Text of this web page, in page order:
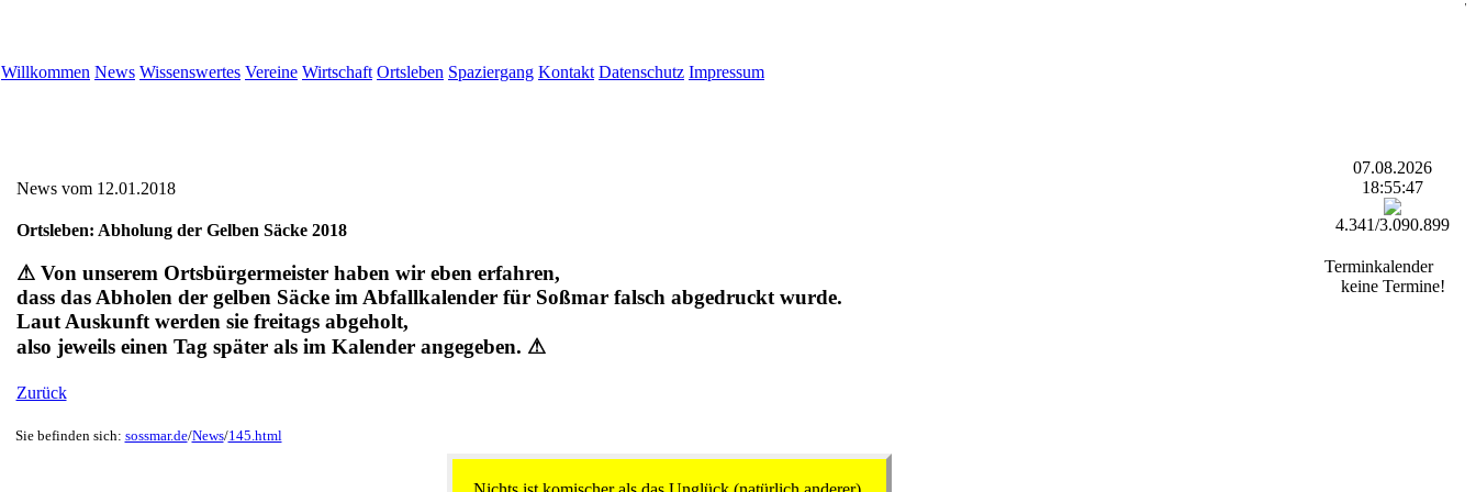
Willkommen News Wissenswertes Vereine Wirtschaft Ortsleben Spaziergang Kontakt Datenschutz Impressum
News vom 12.01.2018
Ortsleben: Abholung der Gelben Säcke 2018
⚠ Von unserem Ortsbürgermeister haben wir eben erfahren,
dass das Abholen der gelben Säcke im Abfallkalender für Soßmar falsch abgedruckt wurde.
Laut Auskunft werden sie freitags abgeholt,
also jeweils einen Tag später als im Kalender angegeben. ⚠
Zurück
Sie befinden sich: sossmar.de/News/145.html
07.08.2026
18:55:47
4.341/3.090.899
Terminkalender
keine Termine!